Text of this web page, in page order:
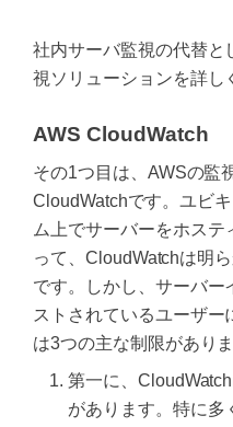
社内サーバ監視の代替と
視ソリューションを詳し
AWS CloudWatch
その1つ目は、AWSの監
CloudWatchです。ユビ
ム上でサーバーをホステ
って、CloudWatchは明
です。しかし、サーバー
ストされているユーザー
は3つの主な制限がありま
第一に、
があります。特に多